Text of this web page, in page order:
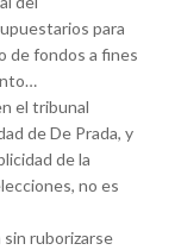
para
de fondos a fines
el tribunal
de De Prada, y
de la
no es
ruborizarse